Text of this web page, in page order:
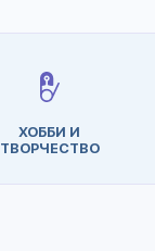
ХОББИ И
ТВОРЧЕСТВО